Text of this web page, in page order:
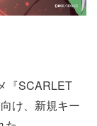
『SCARLET
け、新規キー